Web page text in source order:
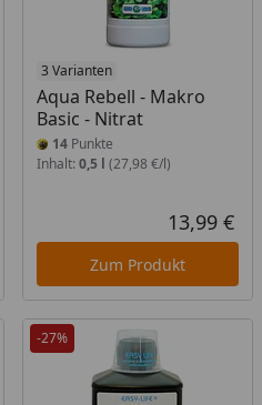
Preis
3 Varianten
Aqua Rebell - Makro
Basic - Nitrat
14Punkte
Inhalt: 0,5 l (27,98 €/l)
13,99 €
Zum Produkt
-27%